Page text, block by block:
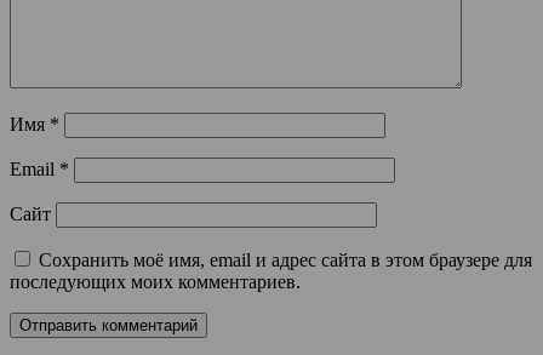
Имя *
Email *
Сайт
Сохранить моё имя, email и адрес сайта в этом браузере для
последующих моих комментариев.